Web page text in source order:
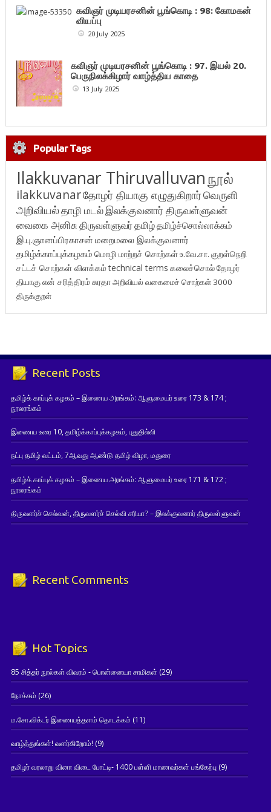
கவிஞர் முடியரசனின் பூங்கொடி : 98: கோமகன்
வியப்பு
20 July 2025
கவிஞர் முடியரசனின் பூங்கொடி : 97. இயல் 20.
பெருநிலக்கிழார் வாழ்த்திய காதை
13 July 2025
Popular Tags
Ilakkuvanar Thiruvalluvanநூல்
ilakkuvanarதோழர் தியாகு எழுதுகிறார்வெருளி
அறிவியல்தாழி மடல்இலக்குவனார் திருவள்ளுவன்
வைகை அனிசுதிருவள்ளுவர்தமிழ்தமிழ்ச்சொல்லாக்கம்
இ.பு.ஞானப்பிரகாசன் மறைமலை இலக்குவனார்
தமிழ்க்காப்புக்கழகம் மொழி மாற்றச் சொற்கள்உ.வே.சா. குறள்நெறி
சட்டச் சொற்கள் விளக்கம்technical terms கலைச்சொல்தோழர்
தியாகுஎன் சரித்திரம்சுரதாஅறிவியல் வகைமைச் சொற்கள் 3000
திருக்குறள்
Recent Posts
தமிழ்க் காப்புக் கழகம் – இணைய அரங்கம்: ஆளுமையர் உரை 173 & 174 ;
நூலரங்கம்
இணைய உரை 10, தமிழ்க்காப்புக்கழகம், புதுதில்லி
நட்பு தமிழ் வட்டம், 7ஆவது ஆண்டு தமிழ் விழா, மதுரை
தமிழ்க் காப்புக் கழகம் – இணைய அரங்கம்: ஆளுமையர் உரை 171 & 172 ;
நூலரங்கம்
திருவளர்ச் செல்வன், திருவளர்ச் செல்வி சரியா? – இலக்குவனார் திருவள்ளுவன்
Recent Comments
Hot Topics
85 சித்தர் நூல்கள் விவரம் - பொன்னையா சாமிகள் (29)
நோக்கம் (26)
ம.சோ.விக்டர் இணையத்தளம் தொடக்கம் (11)
வாழ்த்துங்கள்! வளர்கிறோம்! (9)
தமிழர் வரலாறு வினா விடை போட்டி- 1400 பள்ளி மாணவர்கள் பங்கேற்பு(9)